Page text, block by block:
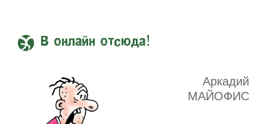
В онлайн отсюда!
Аркадий
МАЙОФИС